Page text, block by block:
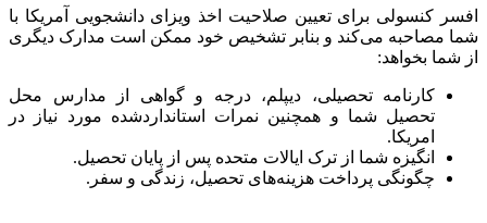
افسر کنسولی برای تعیین صلاحیت اخذ ویزای دانشجویی آمریکا با
شما مصاحبه می‌کند و بنابر تشخیص خود ممکن است مدارک دیگری
از شما بخواهد:
کارنامه تحصیلی، دیپلم، درجه و گواهی از مدارس محل
تحصیل شما و همچنین نمرات استانداردشده مورد نیاز در
امریکا.
انگیزه شما از ترک ایالات متحده پس از پایان تحصیل.
چگونگی پرداخت هزینه‌های تحصیل، زندگی و سفر.